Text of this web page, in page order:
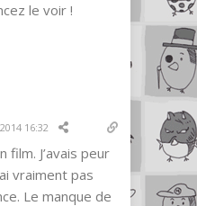
le voir !
16:32
J’avais peur
vraiment pas
Le manque de